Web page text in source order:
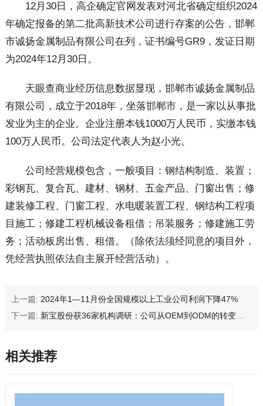
12月30日，高企确定官网发表对河北省确定组织2024
年确定报备的第二批高新技术公司进行存案的公告，邯郸
市诚扬金属制品有限公司在列，证书编号GR9，发证日期
为2024年12月30日。
天眼查商业经历信息数据显现，邯郸市诚扬金属制品
有限公司，成立于2018年，坐落邯郸市，是一家以从事批
发业为主的企业。企业注册本钱1000万人民币，实缴本钱
100万人民币。公司法定代表人为赵小光。
公司经营规模包含，一般项目：钢结构制造、装置；
彩钢瓦、复合瓦、建材、钢材、五金产品、门窗出售；修
建装修工程、门窗工程、水电暖装置工程、钢结构工程项
目施工；修建工程机械设备租借；吊装服务；修建施工劳
务；活动板房出售、租借。（除依法须经同意的项目外，
凭经营执照依法自主展开经营活动）。
上一篇: 2024年1—11月份全国规模以上工业公司利润下降47%
下一篇: 新宝股份获36家机构调研：公司从OEM到ODM的转变积累了强大的技术和产品研制设计能力很多产品的知识产权都属于公司这就使掌握了的议价能力（附调研问答）
相关推荐